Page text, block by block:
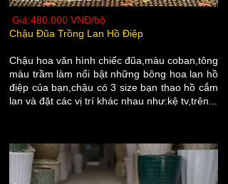
Giá:480.000 VNĐ/bộ
Chậu Đũa Trồng Lan Hồ Điệp
Chậu hoa văn hình chiếc đũa,màu coban,tông
màu trầm làm nổi bật những bông hoa lan hồ
điệp của bạn,chậu có 3 size bạn thao hồ cắm
lan và đặt các vị trí khác nhau như:kệ tv,trên...